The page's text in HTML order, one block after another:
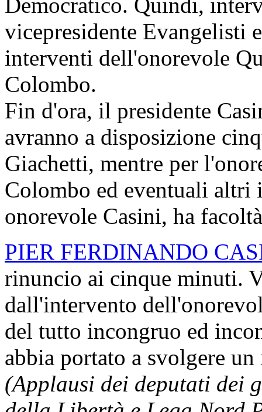
vicepresidente Evangelisti
interventi dell'onorevole
Colombo.
Fin d'ora, il presidente
avranno a disposizione
Giachetti, mentre per
Colombo ed eventuali altri
onorevole Casini, ha
PIER FERDINANDO
rinuncio ai cinque minuti.
dall'intervento
del tutto incongruo ed
abbia portato a svolgere
(Applausi dei deputati dei